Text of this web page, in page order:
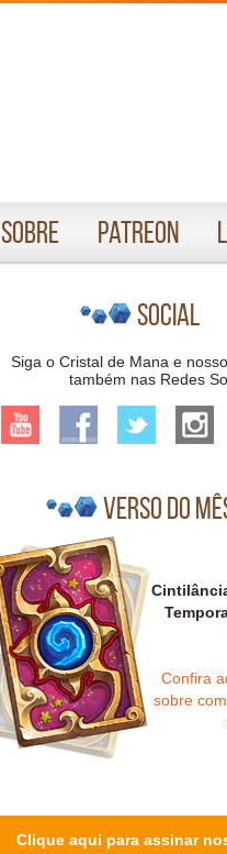
Sobre Patreon
Social
Siga o Cristal de Mana e
também nas Redes
Verso do
Confira
sobre
Clique aqui para assinar